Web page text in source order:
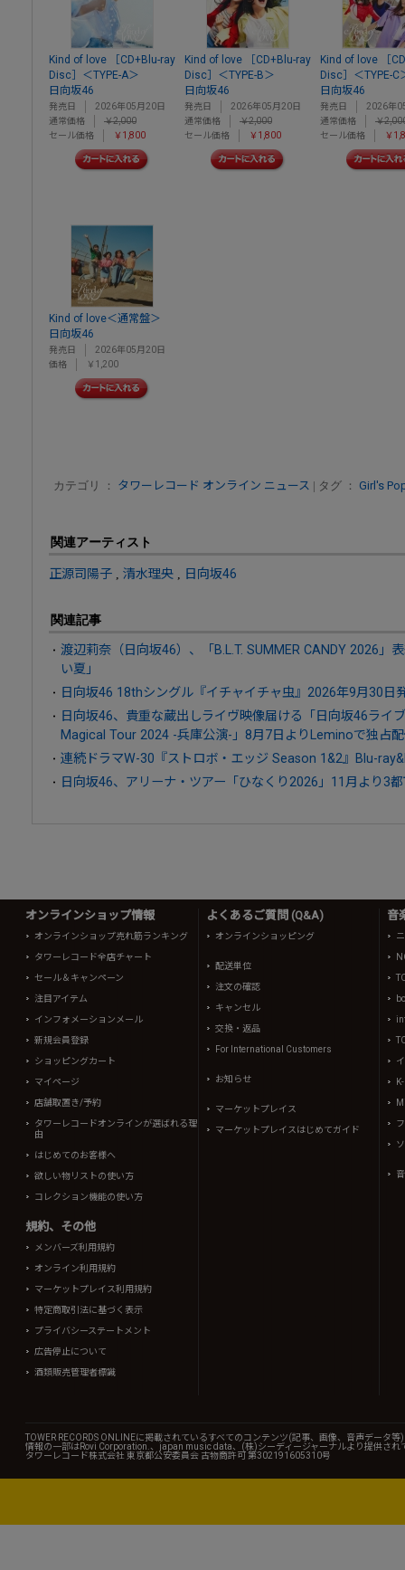
Kind of love ［CD+Blu-ray
Disc］＜TYPE-A＞
日向坂46
発売日
2026年05月20日
通常価格
￥2,000
セール価格
￥1,800
Kind of love ［CD+Blu-ray
Disc］＜TYPE-B＞
日向坂46
発売日
2026年05月20日
通常価格
￥2,000
セール価格
￥1,800
Kind of love ［
Disc］＜TYPE-C
日向坂46
発売日
2026年
通常価格
￥
セール価格
￥
Kind of love＜通常盤＞
日向坂46
発売日
2026年05月20日
価格
￥1,200
カテゴリ ： タワーレコード オンライン ニュース | タグ ： Girl's
関連アーティスト
正源司陽子 清水理央 日向坂46
関連記事
渡辺莉奈（日向坂46）、「B.L.T. SUMMER CANDY 2026」
い夏」
日向坂46 18thシングル『イチャイチャ虫』2026年9月30日
日向坂46、貴重な蔵出しライヴ映像届ける「日向坂46ライ
Magical Tour 2024 -兵庫公演-」8月7日よりLeminoで独占
連続ドラマW-30『ストロボ・エッジ Season 1&2』Blu-
日向坂46、アリーナ・ツアー「ひなくり2026」11月より3
オンラインショップ情報
オンラインショップ売れ筋ランキング
タワーレコード全店チャート
セール＆キャンペーン
注目アイテム
インフォメーションメール
新規会員登録
ショッピングカート
マイページ
店舗取置き/予約
タワーレコードオンラインが選ばれる理
由
はじめてのお客様へ
欲しい物リストの使い方
コレクション機能の使い方
規約、その他
メンバーズ利用規約
オンライン利用規約
マーケットプレイス利用規約
特定商取引法に基づく表示
プライバシーステートメント
広告停止について
酒類販売管理者標識
よくあるご質問 (Q&A)
オンラインショッピング
配送単位
注文の確認
キャンセル
交換・返品
For International Customers
お知らせ
マーケットプレイス
マーケットプレイスはじめてガイド
音
TOWER RECORDS ONLINEに掲載されているすべてのコンテンツ(記事、画像、音声データ
情報の一部はRovi Corporation.、japan music data、(株)シーディージャーナルより提供され
タワーレコード株式会社 東京都公安委員会 古物商許可 第302191605310号